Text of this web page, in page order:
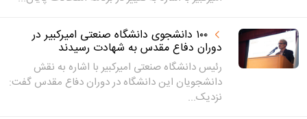
۱۰۰ دانشجوی دانشگاه صنعتی امیرکبیر در
دوران دفاع مقدس به شهادت رسیدند
رئیس دانشگاه صنعتی امیرکبیر با اشاره به نقش
دانشجویان این دانشگاه در دوران دفاع مقدس گفت:
نزدیک...